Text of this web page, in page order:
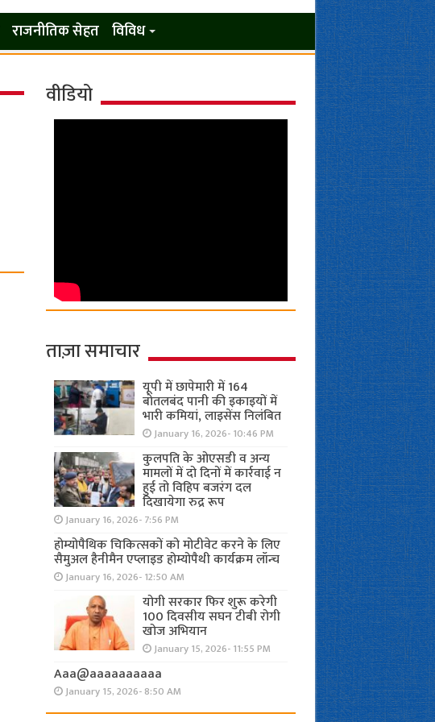
राजनीतिक सेहत विविध
वीडियो
ताज़ा समाचार
यूपी में छापेमारी में 164
बोतलबंद पानी की इकाइयों में
भारी कमियां, लाइसेंस निलंबित
January 16, 2026- 10:46 PM
कुलपति के ओएसडी व अन्य
मामलों में दो दिनों में कार्रवाई न
हुई तो विहिप बजरंग दल
दिखायेगा रुद्र रूप
January 16, 2026- 7:56 PM
होम्योपैथिक चिकित्सकों को मोटीवेट करने के लिए
सैमुअल हैनीमैन एप्लाइड होम्योपैथी कार्यक्रम लॉन्च
January 16, 2026- 12:50 AM
योगी सरकार फिर शुरू करेगी
100 दिवसीय सघन टीबी रोगी
खोज अभियान
January 15, 2026- 11:55 PM
Aaa@aaaaaaaaaa
January 15, 2026- 8:50 AM